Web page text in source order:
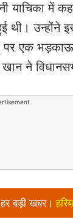
याचिका
उन्होंने इस
पर एक
ने
बड़ी खबर।